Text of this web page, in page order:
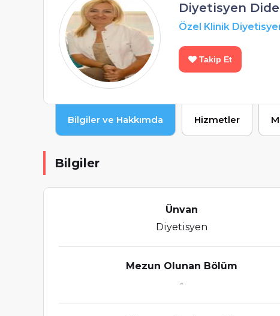
Diyetisyen
Özel Klinik
Takip Et
Bilgiler ve Hakkımda Hizmetler
Bilgiler
Ünvan
Diyetisyen
Mezun Olunan Bölüm
-